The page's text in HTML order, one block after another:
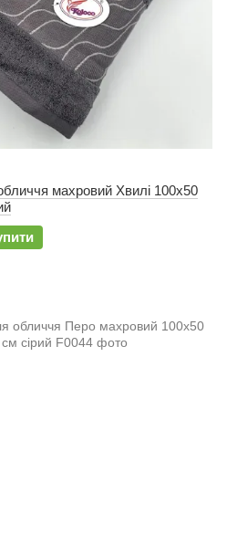
махровий Хвилі 100х50